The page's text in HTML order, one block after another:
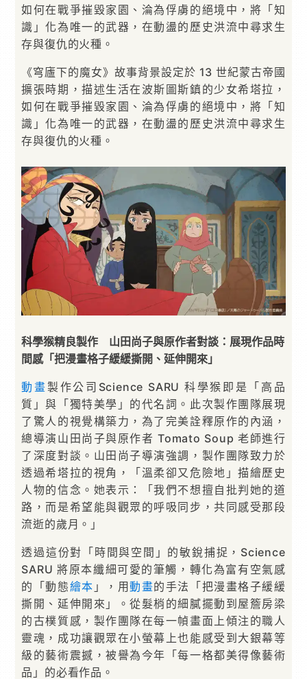
如何在戰爭摧毀家園、淪為俘虜的絕境中，將「知
識」化為唯一的武器，在動盪的歷史洪流中尋求生
存與復仇的火種。
《穹廬下的魔女》故事背景設定於 13 世紀蒙古帝國
擴張時期，描述生活在波斯圖斯鎮的少女希塔拉，
如何在戰爭摧毀家園、淪為俘虜的絕境中，將「知
識」化為唯一的武器，在動盪的歷史洪流中尋求生
存與復仇的火種。
科學猴精良製作　山田尚子與原作者對談：展現作品時
間感「把漫畫格子緩緩撕開、延伸開來」
動畫製作公司Science SARU 科學猴即是「高品
質」與「獨特美學」的代名詞。此次製作團隊展現
了驚人的視覺構築力，為了完美詮釋原作的內涵，
總導演山田尚子與原作者 Tomato Soup 老師進行
了深度對談。山田尚子導演強調，製作團隊致力於
透過希塔拉的視角，「溫柔卻又危險地」描繪歷史
人物的信念。她表示：「我們不想擅自批判她的道
路，而是希望能與觀眾的呼吸同步，共同感受那段
流逝的歲月。」
透過這份對「時間與空間」的敏銳捕捉，Science
SARU 將原本纖細可愛的筆觸，轉化為富有空氣感
的「動態繪本 」，用動畫的手法「把漫畫格子緩緩
撕開、延伸開來」。從髮梢的細膩擺動到屋簷房梁
的古樸質感，製作團隊在每一幀畫面上傾注的職人
靈魂，成功讓觀眾在小螢幕上也能感受到大銀幕等
級的藝術震撼，被譽為今年「每一格都美得像藝術
品」的必看作品。